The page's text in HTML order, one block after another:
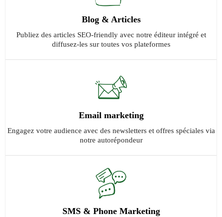
Blog & Articles
Publiez des articles SEO-friendly avec notre éditeur intégré et
diffusez-les sur toutes vos plateformes
Email marketing
Engagez votre audience avec des newsletters et offres spéciales via
notre autorépondeur
SMS & Phone Marketing